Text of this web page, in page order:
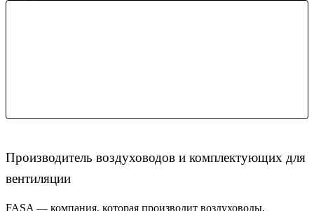
Производитель воздуховодов и комплектующих для
вентиляции
FASA — компания, которая производит воздуховоды,